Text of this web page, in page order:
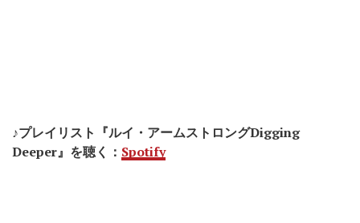
♪プレイリスト『ルイ・アームストロングDigging
Deeper』を聴く： Spotify